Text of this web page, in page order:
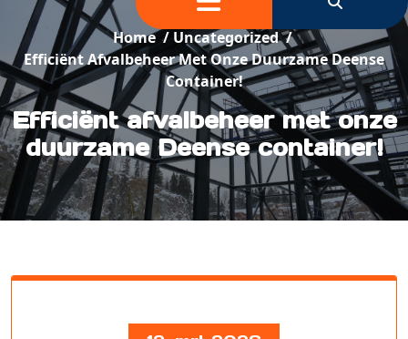
Home/ Uncategorized/
Efficiënt Afvalbeheer Met Onze Duurzame Deense
Container!
Efficiënt afvalbeheer met onze
duurzame Deense container!